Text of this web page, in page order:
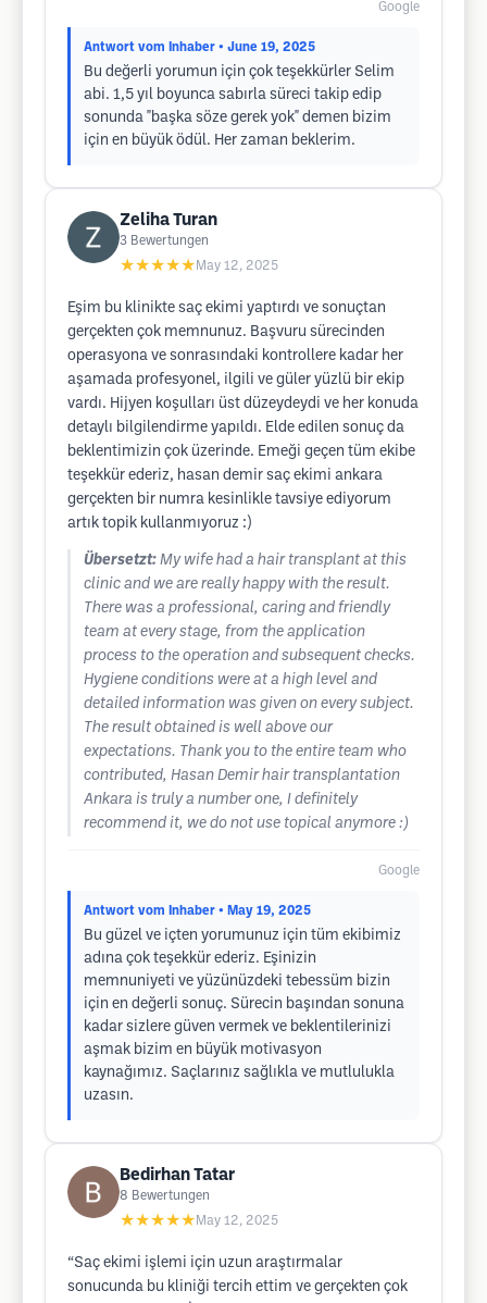
Google
Antwort vom Inhaber • June 19, 2025
Bu değerli yorumun için çok teşekkürler Selim
abi. 1,5 yıl boyunca sabırla süreci takip edip
sonunda "başka söze gerek yok" demen bizim
için en büyük ödül. Her zaman beklerim.
Zeliha Turan
3 Bewertungen
★★★★★ May 12, 2025
Eşim bu klinikte saç ekimi yaptırdı ve sonuçtan
gerçekten çok memnunuz. Başvuru sürecinden
operasyona ve sonrasındaki kontrollere kadar her
aşamada profesyonel, ilgili ve güler yüzlü bir ekip
vardı. Hijyen koşulları üst düzeydeydi ve her konuda
detaylı bilgilendirme yapıldı. Elde edilen sonuç da
beklentimizin çok üzerinde. Emeği geçen tüm ekibe
teşekkür ederiz, hasan demir saç ekimi ankara
gerçekten bir numra kesinlikle tavsiye ediyorum
artık topik kullanmıyoruz :)
Übersetzt: My wife had a hair transplant at this
clinic and we are really happy with the result.
There was a professional, caring and friendly
team at every stage, from the application
process to the operation and subsequent checks.
Hygiene conditions were at a high level and
detailed information was given on every subject.
The result obtained is well above our
expectations. Thank you to the entire team who
contributed, Hasan Demir hair transplantation
Ankara is truly a number one, I definitely
recommend it, we do not use topical anymore :)
Google
Antwort vom Inhaber • May 19, 2025
Bu güzel ve içten yorumunuz için tüm ekibimiz
adına çok teşekkür ederiz. Eşinizin
memnuniyeti ve yüzünüzdeki tebessüm bizin
için en değerli sonuç. Sürecin başından sonuna
kadar sizlere güven vermek ve beklentilerinizi
aşmak bizim en büyük motivasyon
kaynağımız. Saçlarınız sağlıkla ve mutlulukla
uzasın.
Bedirhan Tatar
8 Bewertungen
★★★★★ May 12, 2025
“Saç ekimi işlemi için uzun araştırmalar
sonucunda bu kliniği tercih ettim ve gerçekten çok